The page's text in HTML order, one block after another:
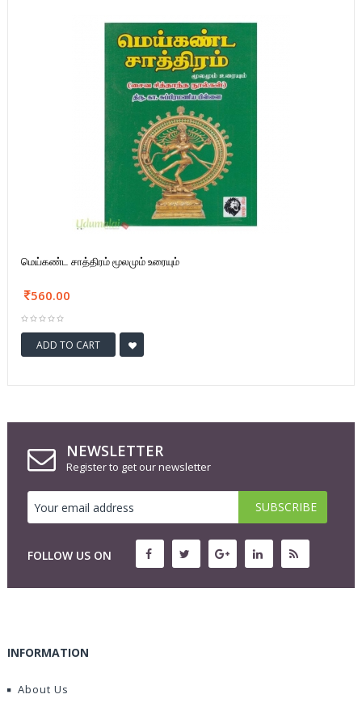
மெய்கண்ட சாத்திரம் மூலமும் உரையும்
560.00
ADD TO CART
NEWSLETTER
Register to get our newsletter
FOLLOW US ON
INFORMATION
About Us